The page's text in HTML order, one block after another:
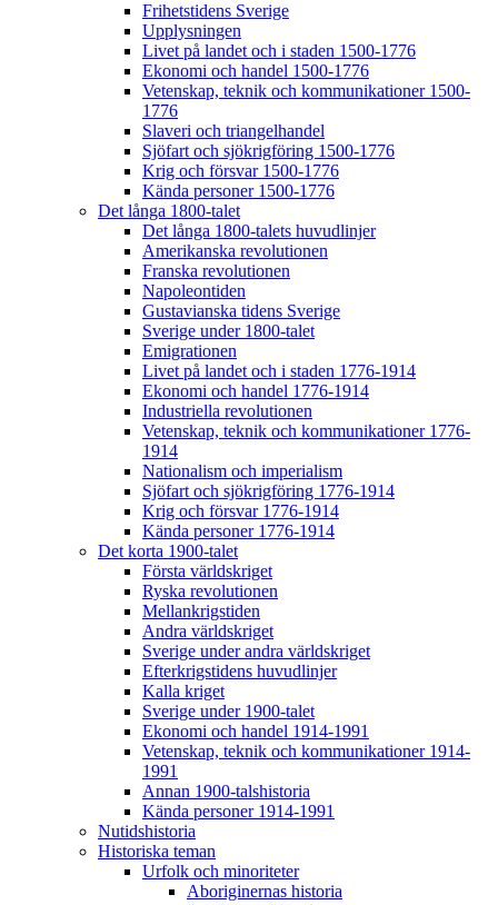
Frihetstidens Sverige
Upplysningen
Livet på landet och i staden 1500-1776
Ekonomi och handel 1500-1776
Vetenskap, teknik och kommunikationer 1500-
1776
Slaveri och triangelhandel
Sjöfart och sjökrigföring 1500-1776
Krig och försvar 1500-1776
Kända personer 1500-1776
Det långa 1800-talet
Det långa 1800-talets huvudlinjer
Amerikanska revolutionen
Franska revolutionen
Napoleontiden
Gustavianska tidens Sverige
Sverige under 1800-talet
Emigrationen
Livet på landet och i staden 1776-1914
Ekonomi och handel 1776-1914
Industriella revolutionen
Vetenskap, teknik och kommunikationer 1776-
1914
Nationalism och imperialism
Sjöfart och sjökrigföring 1776-1914
Krig och försvar 1776-1914
Kända personer 1776-1914
Det korta 1900-talet
Första världskriget
Ryska revolutionen
Mellankrigstiden
Andra världskriget
Sverige under andra världskriget
Efterkrigstidens huvudlinjer
Kalla kriget
Sverige under 1900-talet
Ekonomi och handel 1914-1991
Vetenskap, teknik och kommunikationer 1914-
1991
Annan 1900-talshistoria
Kända personer 1914-1991
Nutidshistoria
Historiska teman
Urfolk och minoriteter
Aboriginernas historia